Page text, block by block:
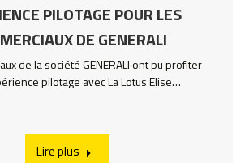
PILOTAGE POUR LES
DE GENERALI
de la société GENERALI ont pu profiter
pilotage avec La Lotus Elise…
Lire plus